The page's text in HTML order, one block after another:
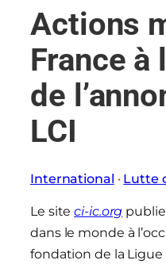
c
e
r
Actions
France à
de
LCI
International · Lutte
Le siteci-ic.org
dans le monde à
fondation de la